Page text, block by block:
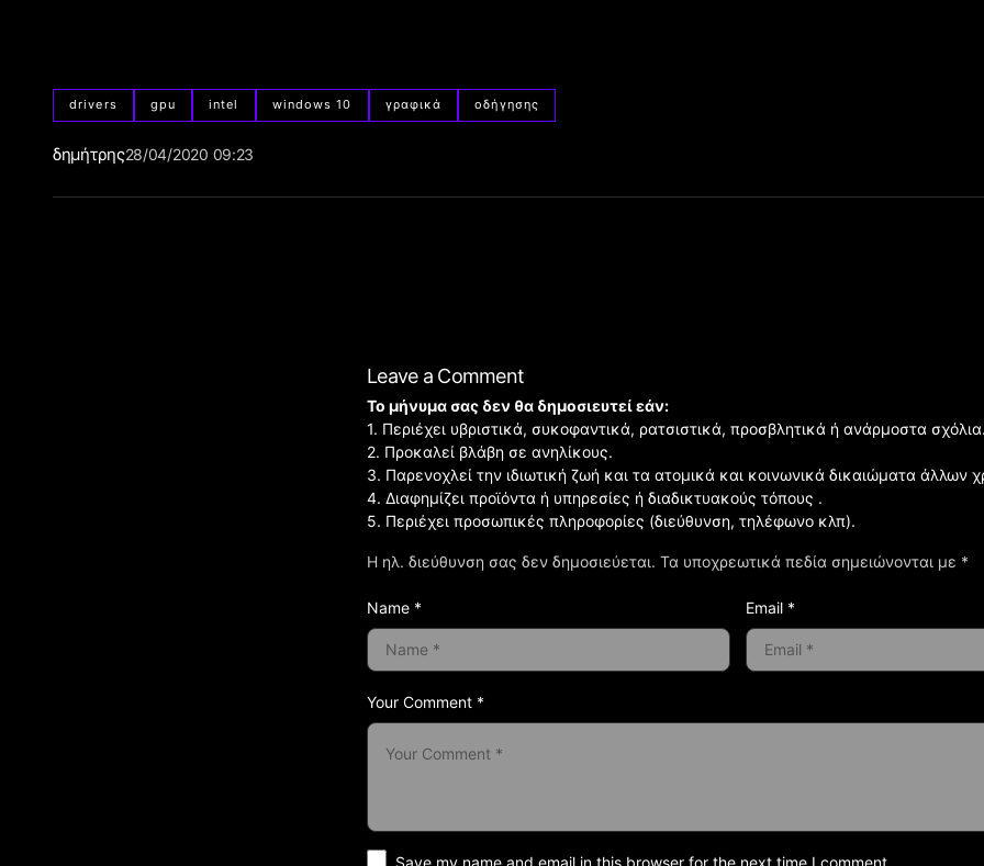
drivers gpu intel windows 10 γραφικά οδήγησης
δημήτρης28/04/2020 09:23
Leave a Comment
Η ηλ. διεύθυνση σας δεν δημοσιεύεται. Τα υποχρεωτικά πεδία σημειώνονται με *
Your Comment *
Το μήνυμα σας δεν θα δημοσιευτεί εάν:
1. Περιέχει υβριστικά, συκοφαντικά, ρατσιστικά, προσβλητικά ή ανάρμοστα
2. Προκαλεί βλάβη σε ανηλίκους.
3. Παρενοχλεί την ιδιωτική ζωή και τα ατομικά και κοινωνικά δικαιώματα άλλων
4. Διαφημίζει προϊόντα ή υπηρεσίες ή διαδικτυακούς τόπους .
5. Περιέχει προσωπικές πληροφορίες (διεύθυνση, τηλέφωνο κλπ).
Name * Email *
Save my name and email in this browser for the next time I comment.